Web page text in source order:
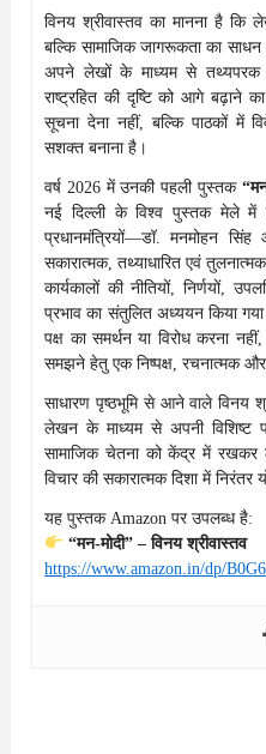
विनय श्रीवास्तव का मानना है कि
बल्कि सामाजिक जागरूकता का साधन
अपने लेखों के माध्यम से तथ्यपरक
राष्ट्रहित की दृष्टि को आगे बढ़ाने
सूचना देना नहीं, बल्कि पाठकों में
सशक्त बनाना है।
वर्ष 2026 में उनकी पहली पुस्तक
नई दिल्ली के विश्व पुस्तक मेले में
प्रधानमंत्रियों—डॉ. मनमोहन
सकारात्मक, तथ्याधारित एवं
कार्यकालों की नीतियों, निर्णयों,
प्रभाव का संतुलित अध्ययन किया
पक्ष का समर्थन या विरोध करना
समझने हेतु एक निष्पक्ष, रचनात्मक और
साधारण पृष्ठभूमि से आने वाले विनय
लेखन के माध्यम से अपनी विशिष्ट
सामाजिक चेतना को केंद्र में
विचार की सकारात्मक दिशा में निरंतर
यह पुस्तक Amazon पर उपलब्ध है:
“मन-मोदी” – विनय श्रीवास्तव
https://www.amazon.in/dp/